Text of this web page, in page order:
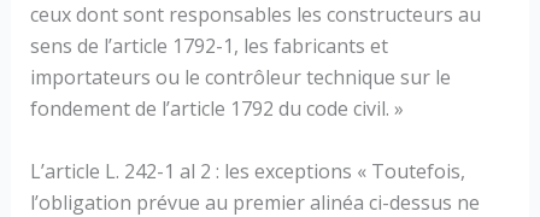
ceux dont sont responsables les constructeurs au
sens de l’article 1792-1, les fabricants et
importateurs ou le contrôleur technique sur le
fondement de l’article 1792 du code civil. »
L’article L. 242-1 al 2 : les exceptions « Toutefois,
l’obligation prévue au premier alinéa ci-dessus ne